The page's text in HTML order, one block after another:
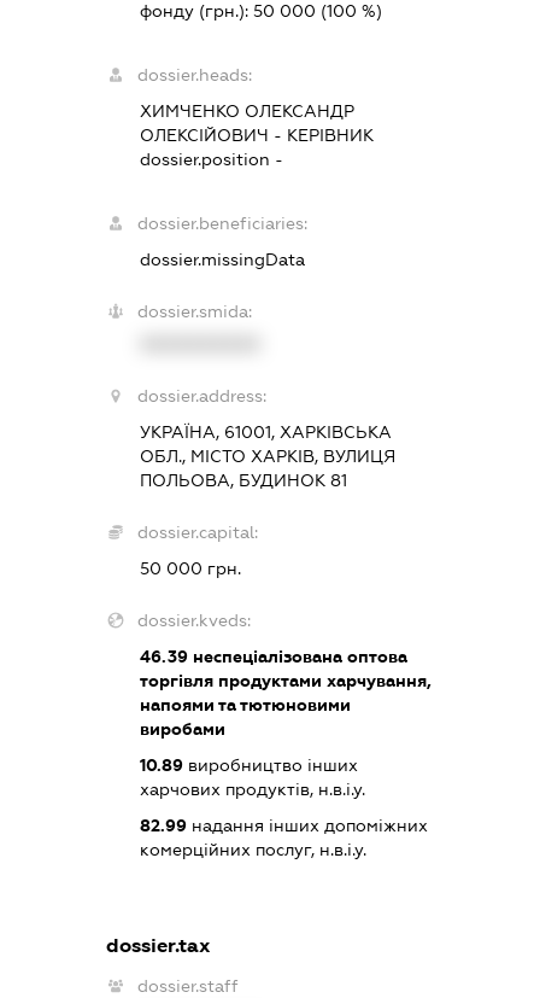
фонду (грн.): 50 000 (100 %)
dossier.heads:
ХИМЧЕНКО ОЛЕКСАНДР
ОЛЕКСІЙОВИЧ - КЕРІВНИК
dossier.position -
dossier.beneficiaries:
dossier.missingData
dossier.smida:
dossier.address:
УКРАЇНА, 61001, ХАРКІВСЬКА
ОБЛ., МІСТО ХАРКІВ, ВУЛИЦЯ
ПОЛЬОВА, БУДИНОК 81
dossier.capital:
50 000 грн.
dossier.kveds:
46.39неспеціалізована оптова
торгівля продуктами харчування,
напоями та тютюновими
виробами
10.89виробництво інших
харчових продуктів, н.в.і.у.
82.99надання інших допоміжних
комерційних послуг, н.в.і.у.
dossier.tax
dossier.staff